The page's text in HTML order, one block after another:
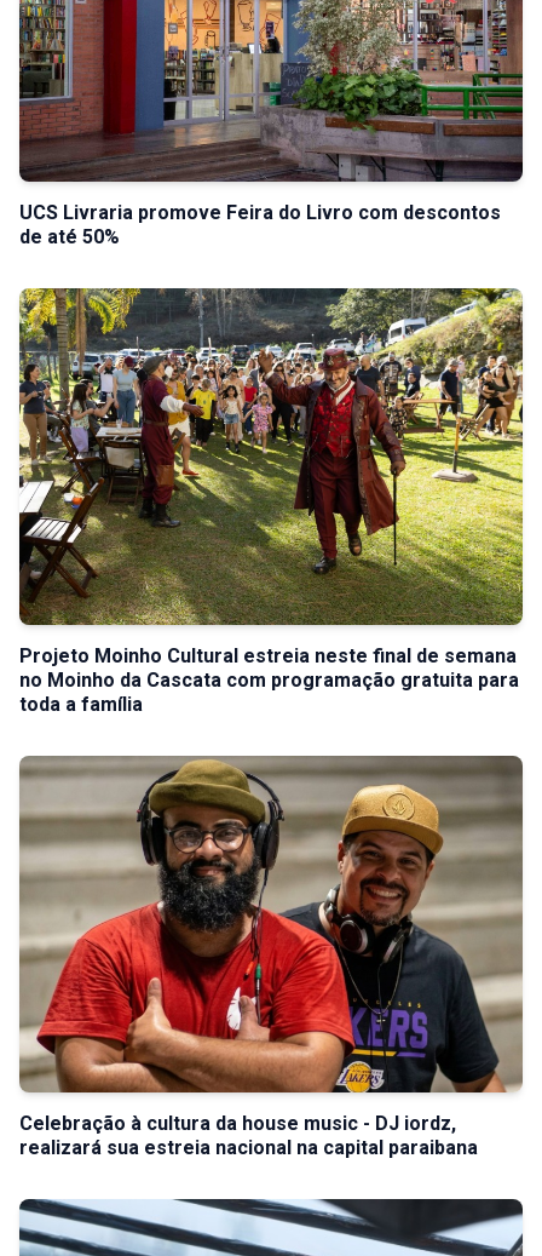
UCS Livraria promove Feira do Livro com descontos
de até 50%
Projeto Moinho Cultural estreia neste final de semana
no Moinho da Cascata com programação gratuita para
toda a família
Celebração à cultura da house music - DJ iordz,
realizará sua estreia nacional na capital paraibana